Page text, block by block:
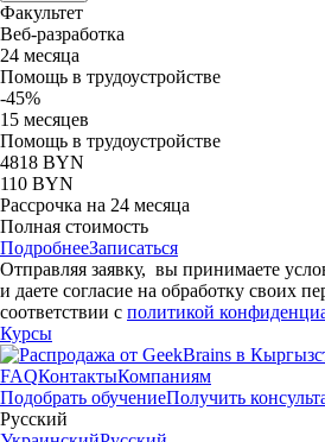
Факультет
Веб-разработка
24 месяца
Помощь в трудоустройстве
-45%
15 месяцев
Помощь в трудоустройстве
4818 BYN
110 BYN
Рассрочка на 24 месяца
Полная стоимость
ПодробнееЗаписаться
Отправляя заявку, вы принимаете
и даете согласие на обработку своих
соответствии с политикой
Курсы
FAQКонтактыКомпаниям
Подобрать обучениеПолучить
Русский